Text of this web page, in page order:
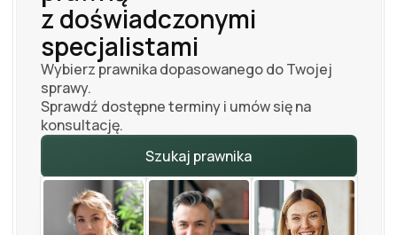
z doświadczonymi
specjalistami
Wybierz prawnika dopasowanego do Twojej
sprawy.
Sprawdź dostępne terminy i umów się na
konsultację.
Szukaj prawnika